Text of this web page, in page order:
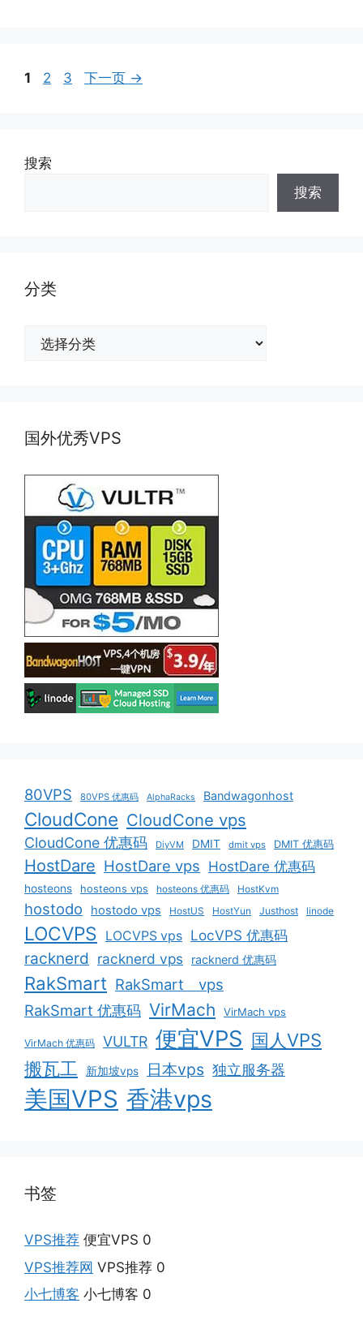
页
1
页
2
页
3 下一页 →
搜索
搜索
分类
国外优秀VPS
80VPS 80VPS 优惠码 AlphaRacks Bandwagonhost
CloudCone CloudCone vps
CloudCone 优惠码 DiyVM DMIT dmit vps DMIT 优惠码
HostDare HostDare vps HostDare 优惠码
hosteons hosteons vps hosteons 优惠码 HostKvm
hostodo hostodo vps HostUS HostYun Justhost linode
LOCVPS LOCVPS vps LocVPS 优惠码
racknerd racknerd vps racknerd 优惠码
RakSmart RakSmart vps
RakSmart 优惠码 VirMach VirMach vps
VirMach 优惠码 VULTR 便宜VPS 国人VPS
搬瓦工
新加坡vps 日本vps 独立服务器
美国VPS 香港vps
书签
VPS推荐 便宜VPS 0
VPS推荐网 VPS推荐 0
小七博客 小七博客 0